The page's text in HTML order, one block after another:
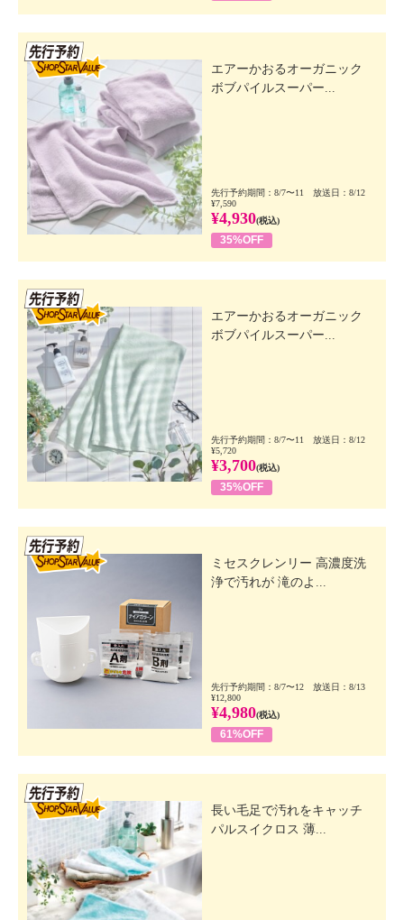
エアーかおるオーガニック
ボブパイルスーパー...
先行予約期間：8/7〜11 放送日：8/12
¥7,590
¥4,930(税込)
35%OFF
エアーかおるオーガニック
ボブパイルスーパー...
先行予約期間：8/7〜11 放送日：8/12
¥5,720
¥3,700(税込)
35%OFF
ミセスクレンリー 高濃度洗
浄で汚れが 滝のよ...
先行予約期間：8/7〜12 放送日：8/13
¥12,800
¥4,980(税込)
61%OFF
長い毛足で汚れをキャッチ
パルスイクロス 薄...